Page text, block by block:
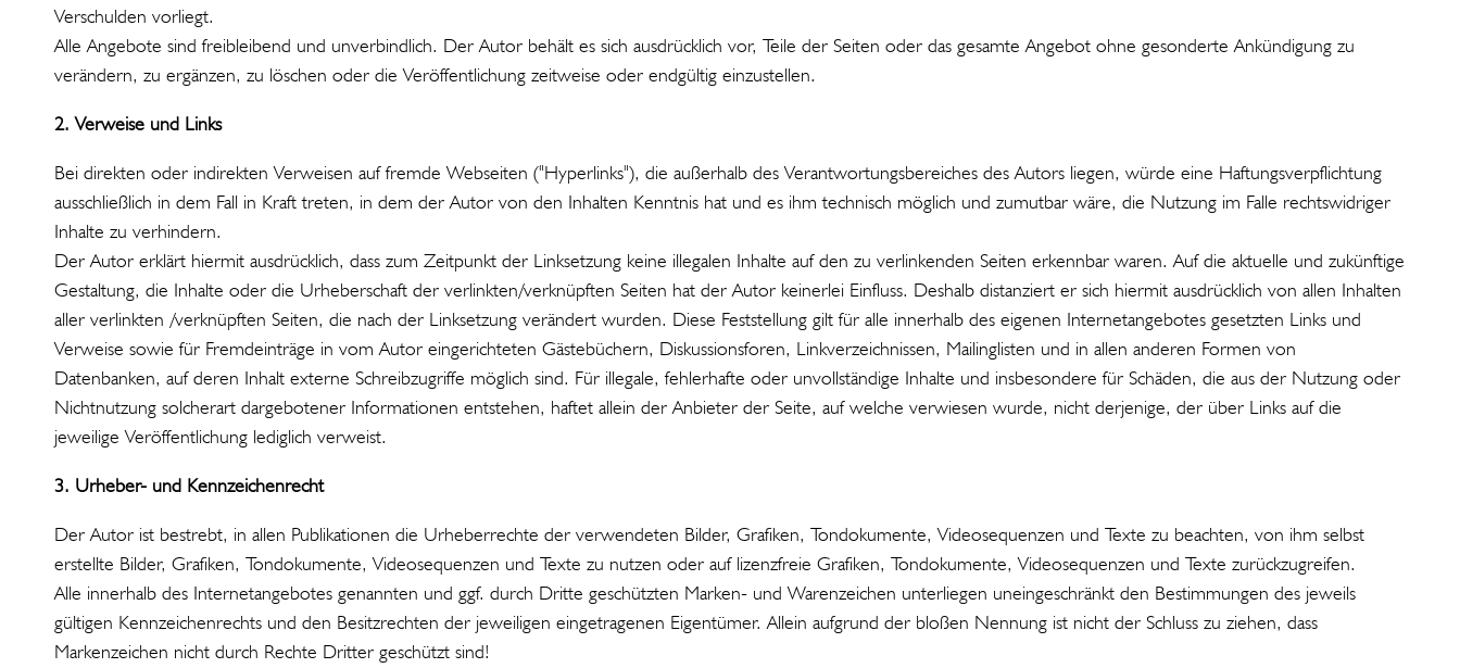
Verschulden vorliegt.
Alle Angebote sind freibleibend und unverbindlich. Der Autor behält es sich ausdrücklich vor, Teile der Seiten oder das gesamte Angebot ohne gesonderte Ankündigung zu
verändern, zu ergänzen, zu löschen oder die Veröffentlichung zeitweise oder endgültig einzustellen.
2. Verweise und Links
Bei direkten oder indirekten Verweisen auf fremde Webseiten ("Hyperlinks"), die außerhalb des Verantwortungsbereiches des Autors liegen, würde eine Haftungsverpflichtung
ausschließlich in dem Fall in Kraft treten, in dem der Autor von den Inhalten Kenntnis hat und es ihm technisch möglich und zumutbar wäre, die Nutzung im Falle rechtswidriger
Inhalte zu verhindern.
Der Autor erklärt hiermit ausdrücklich, dass zum Zeitpunkt der Linksetzung keine illegalen Inhalte auf den zu verlinkenden Seiten erkennbar waren. Auf die aktuelle und zukünftige
Gestaltung, die Inhalte oder die Urheberschaft der verlinkten/verknüpften Seiten hat der Autor keinerlei Einfluss. Deshalb distanziert er sich hiermit ausdrücklich von allen Inhalten
aller verlinkten /verknüpften Seiten, die nach der Linksetzung verändert wurden. Diese Feststellung gilt für alle innerhalb des eigenen Internetangebotes gesetzten Links und
Verweise sowie für Fremdeinträge in vom Autor eingerichteten Gästebüchern, Diskussionsforen, Linkverzeichnissen, Mailinglisten und in allen anderen Formen von
Datenbanken, auf deren Inhalt externe Schreibzugriffe möglich sind. Für illegale, fehlerhafte oder unvollständige Inhalte und insbesondere für Schäden, die aus der Nutzung oder
Nichtnutzung solcherart dargebotener Informationen entstehen, haftet allein der Anbieter der Seite, auf welche verwiesen wurde, nicht derjenige, der über Links auf die
jeweilige Veröffentlichung lediglich verweist.
3. Urheber- und Kennzeichenrecht
Der Autor ist bestrebt, in allen Publikationen die Urheberrechte der verwendeten Bilder, Grafiken, Tondokumente, Videosequenzen und Texte zu beachten, von ihm selbst
erstellte Bilder, Grafiken, Tondokumente, Videosequenzen und Texte zu nutzen oder auf lizenzfreie Grafiken, Tondokumente, Videosequenzen und Texte zurückzugreifen.
Alle innerhalb des Internetangebotes genannten und ggf. durch Dritte geschützten Marken- und Warenzeichen unterliegen uneingeschränkt den Bestimmungen des jeweils
gültigen Kennzeichenrechts und den Besitzrechten der jeweiligen eingetragenen Eigentümer. Allein aufgrund der bloßen Nennung ist nicht der Schluss zu ziehen, dass
Markenzeichen nicht durch Rechte Dritter geschützt sind!